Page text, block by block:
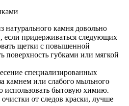
натурального камня довольно
если придерживаться следующих
щетки с повышенной
поверхность губками или мягкой
специализированных
камнем или слабого мыльного
использовать бытовую химию.
от следов краски, лучше